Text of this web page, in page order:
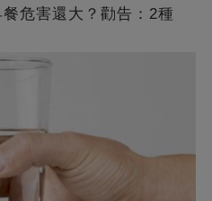
危害還大？勸告：2種